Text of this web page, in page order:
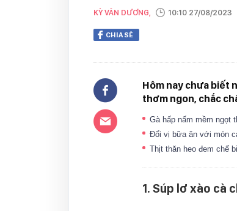
KỲ VÂN DƯƠNG, 10:10 27/08/2023
CHIA SẺ
Hôm nay chưa biết
thơm ngon, chắc
Gà hấp nấm mềm ngọt
Đổi vị bữa ăn với món
Thịt thăn heo đem chế
1. Súp lơ xào cà